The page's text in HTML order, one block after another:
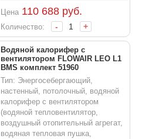
Цена 110 688руб.
Количество: - +
Водяной калорифер с
вентилятором FLOWAIR LEO L1
BMS комплект 51960
Тип: Энергосебергающий,
настенный, потолочный, водяной
калорифер с вентилятором
(водяной тепловентилятор,
воздушный отопительный агрегат,
водяная тепловая пушка,